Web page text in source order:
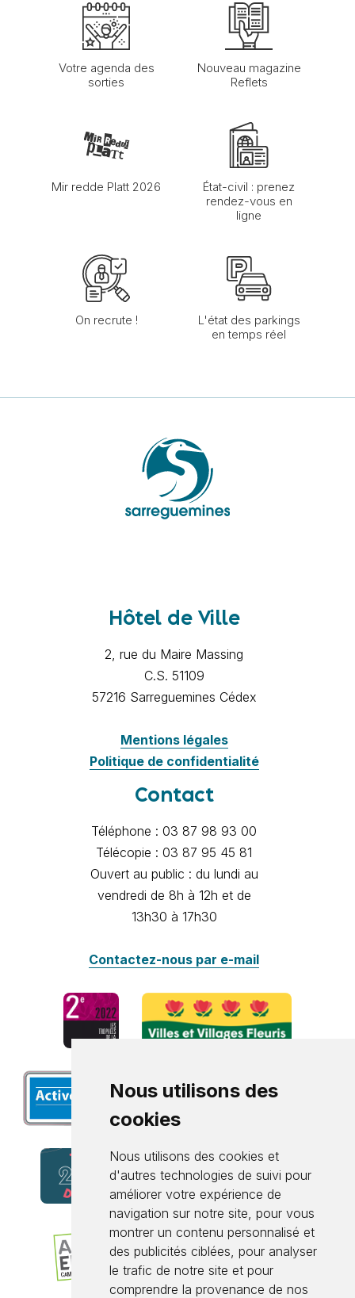
Nous utilisons des
cookies
Nous utilisons des cookies et
d'autres technologies de suivi pour
améliorer votre expérience de
navigation sur notre site, pour vous
montrer un contenu personnalisé et
des publicités ciblées, pour analyser
le trafic de notre site et pour
comprendre la provenance de nos
Votre agenda des
sorties
Nouveau magazine
Reflets
Mir redde Platt 2026
État-civil : prenez
rendez-vous en
ligne
On recrute !
L'état des parkings
en temps réel
Hôtel de Ville
2, rue du Maire Massing
C.S. 51109
57216 Sarreguemines Cédex
Mentions légales
Politique de confidentialité
Contact
Téléphone : 03 87 98 93 00
Télécopie : 03 87 95 45 81
Ouvert au public : du lundi au
vendredi de 8h à 12h et de
13h30 à 17h30
Contactez-nous par e-mail